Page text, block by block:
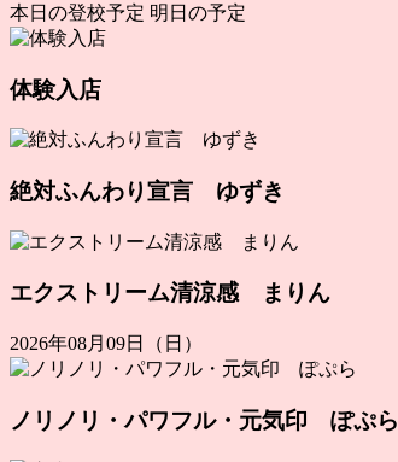
本日の登校予定 明日の予定
体験入店
絶対ふんわり宣言 ゆずき
エクストリーム清涼感 まりん
2026年08月09日（日）
ノリノリ・パワフル・元気印 ぽぷら